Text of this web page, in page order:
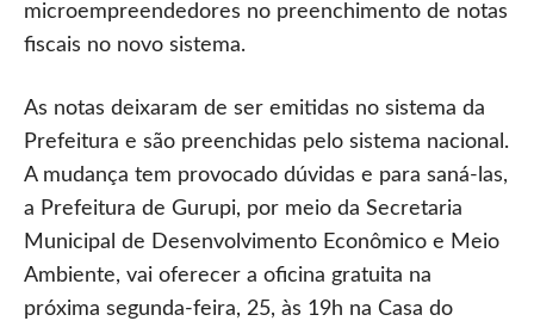
microempreendedores no preenchimento de notas
fiscais no novo sistema.
As notas deixaram de ser emitidas no sistema da
Prefeitura e são preenchidas pelo sistema nacional.
A mudança tem provocado dúvidas e para saná-las,
a Prefeitura de Gurupi, por meio da Secretaria
Municipal de Desenvolvimento Econômico e Meio
Ambiente, vai oferecer a oficina gratuita na
próxima segunda-feira, 25, às 19h na Casa do